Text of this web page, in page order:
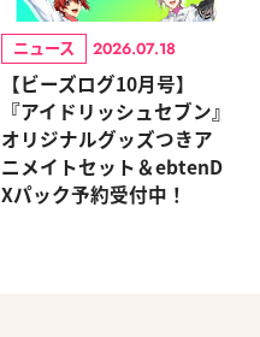
ニュース 2026.07.18
【ビーズログ10月号】
『アイドリッシュセブン』
オリジナルグッズつきア
ニメイトセット＆ebtenD
Xパック予約受付中！